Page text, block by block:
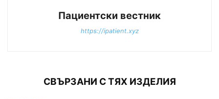
Пациентски вестник
https://ipatient.xyz
СВЪРЗАНИ С ТЯХ ИЗДЕЛИЯ